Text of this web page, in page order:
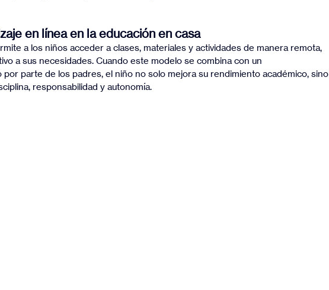
en línea en la educación en casa
a los niños acceder a clases, materiales y actividades de manera remota,
a sus necesidades. Cuando este modelo se combina con un
parte de los padres, el niño no solo mejora su rendimiento académico, sino
responsabilidad y autonomía.